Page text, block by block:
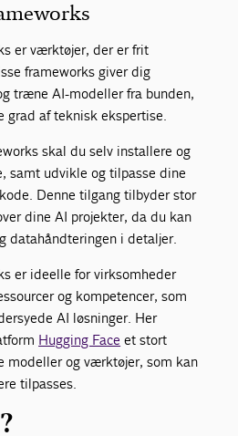
er værktøjer, der er frit
frameworks giver dig
træne AI-modeller fra bunden,
grad af teknisk ekspertise.
skal du selv installere og
samt udvikle og tilpasse dine
Denne tilgang tilbyder stor
dine AI projekter, da du kan
datahåndteringen i detaljer.
er ideelle for virksomheder
og kompetencer, som
AI løsninger. Her
Hugging Face et stort
og værktøjer, som kan
tilpasses.